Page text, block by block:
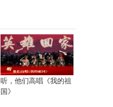
听，他们高唱《我的祖
国》